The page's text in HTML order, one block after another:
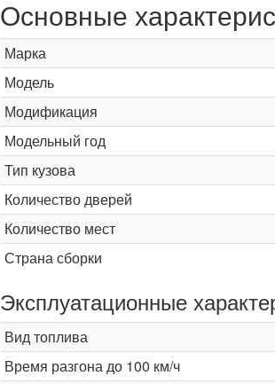
Основные
Марка
Модель
Модификация
Модельный год
Тип кузова
Количество дверей
Количество мест
Страна сборки
Эксплуатационные
Вид топлива
Время разгона до 100 км/ч